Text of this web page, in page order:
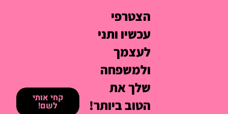
הצטרפי
עכשיו ותני
לעצמך
ולמשפחה
שלך את
הטוב ביותר!
קחי אותי
לשם!